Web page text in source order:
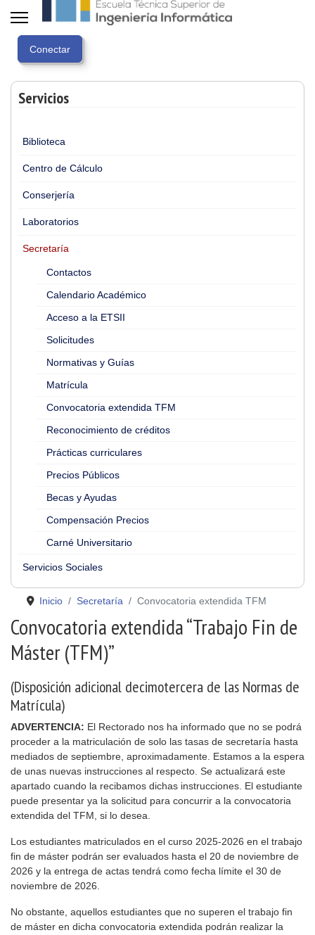
Servicios
Biblioteca
Centro de Cálculo
Conserjería
Laboratorios
Secretaría
Contactos
Calendario Académico
Acceso a la ETSII
Solicitudes
Normativas y Guías
Matrícula
Convocatoria extendida TFM
Reconocimiento de créditos
Prácticas curriculares
Precios Públicos
Becas y Ayudas
Compensación Precios
Carné Universitario
Servicios Sociales
Inicio Secretaría Convocatoria extendida TFM
Convocatoria extendida “Trabajo Fin de
Máster (TFM)”
(Disposición adicional decimotercera de las Normas de
Matrícula)
ADVERTENCIA: El Rectorado nos ha informado que no se podrá
proceder a la matriculación de solo las tasas de secretaría hasta
mediados de septiembre, aproximadamente. Estamos a la espera
de unas nuevas instrucciones al respecto. Se actualizará este
apartado cuando la recibamos dichas instrucciones. El estudiante
puede presentar ya la solicitud para concurrir a la convocatoria
extendida del TFM, si lo desea.
Los estudiantes matriculados en el curso 2025-2026 en el trabajo
fin de máster podrán ser evaluados hasta el 20 de noviembre de
2026 y la entrega de actas tendrá como fecha límite el 30 de
noviembre de 2026.
No obstante, aquellos estudiantes que no superen el trabajo fin
de máster en dicha convocatoria extendida podrán realizar la